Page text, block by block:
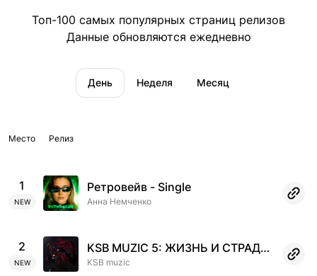
Топ-100 самых популярных страниц релизов
Данные обновляются ежедневно
День Неделя Месяц
Место Релиз
1
NEW
Ретровейв - Single
Анна Немченко
2
NEW
KSB MUZIC 5: ЖИЗНЬ И СТРАДАНИЯ АНДРЕЯ ДЕМЕНТЬЕВА
KSB muzic